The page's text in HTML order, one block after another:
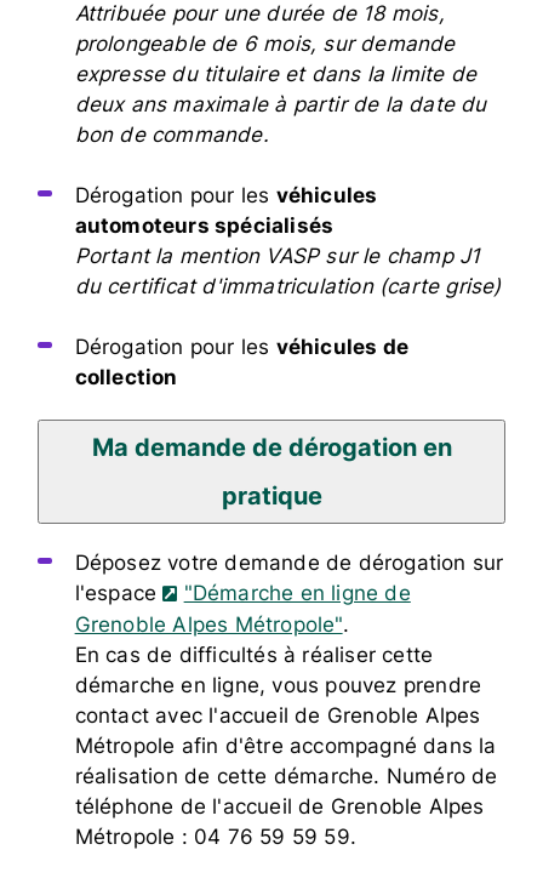
Attribuée pour une durée de 18 mois,
prolongeable de 6 mois, sur demande
expresse du titulaire et dans la limite de
deux ans maximale à partir de la date du
bon de commande.
Dérogation pour les véhicules
automoteurs spécialisés
Portant la mention VASP sur le champ J1
du certificat d'immatriculation (carte grise)
Dérogation pour les véhicules de
collection
Ma demande de dérogation en
pratique
Déposez votre demande de dérogation sur
l'espace
"Démarche en ligne de
Grenoble Alpes Métropole".
En cas de difficultés à réaliser cette
démarche en ligne, vous pouvez prendre
contact avec l'accueil de Grenoble Alpes
Métropole afin d'être accompagné dans la
réalisation de cette démarche. Numéro de
téléphone de l'accueil de Grenoble Alpes
Métropole : 04 76 59 59 59.